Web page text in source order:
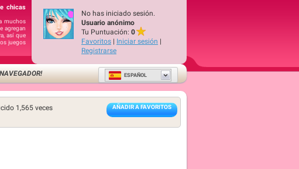
chicas
muchos
agregan
así que
juegos
No has iniciado sesión.
Usuario anónimo
Tu Puntuación: 0
Favoritos | Iniciar sesión |
Registrarse
ESPAÑOL
AÑADIR A FAVORITOS
1,565 veces